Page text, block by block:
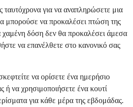
ταυτόχρονα για να αναπληρώσετε μια
μπορούσε να προκαλέσει πτώση της
χαμένη δόση δεν θα προκαλέσει άμεσα
να επανέλθετε στο κανονικό σας
να ορίσετε ένα ημερήσιο
ή να χρησιμοποιήσετε ένα κουτί
για κάθε μέρα της εβδομάδας.